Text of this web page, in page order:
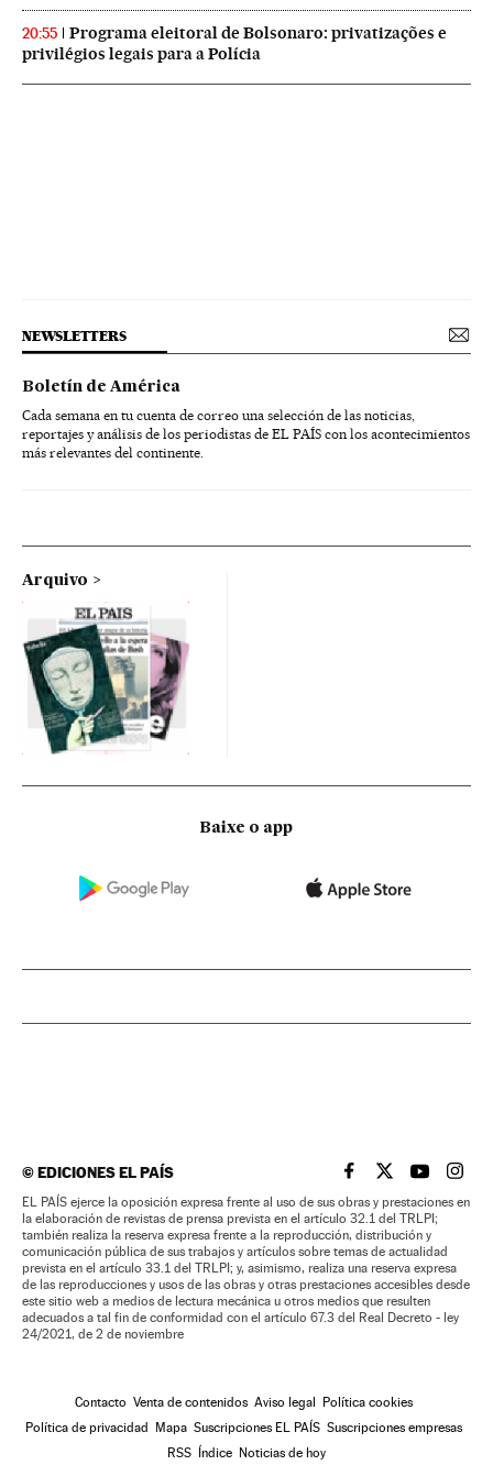
20:55
Programa eleitoral de Bolsonaro: privatizações e
privilégios legais para a Polícia
NEWSLETTERS
Boletín de América
Cada semana en tu cuenta de correo una selección de las noticias,
reportajes y análisis de los periodistas de EL PAÍS con los acontecimientos
más relevantes del continente.
Arquivo
Baixe o app
©EDICIONES EL PAÍS EL PAÍS BRASIL EN
EL PAÍSEL PAÍS
EL
EL PAÍS ejerce la oposición expresa frente al uso de sus obras y prestaciones en
la elaboración de revistas de prensa prevista en el artículo 32.1 del TRLPI;
también realiza la reserva expresa frente a la reproducción, distribución y
comunicación pública de sus trabajos y artículos sobre temas de actualidad
prevista en el artículo 33.1 del TRLPI; y, asimismo, realiza una reserva expresa
de las reproducciones y usos de las obras y otras prestaciones accesibles desde
este sitio web a medios de lectura mecánica u otros medios que resulten
adecuados a tal fin de conformidad con el artículo 67.3 del Real Decreto - ley
24/2021, de 2 de noviembre
Contacto Venta de contenidos Aviso legal
Política cookies
Política de privacidad
Mapa Suscripciones EL PAÍS Suscripciones empresas
RSS
Índice Noticias de hoy